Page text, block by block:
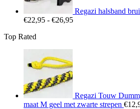
Regazi halsband
€22,95 - €26,95Prijsklasse:
Top Rated
Regazi Touw
maat M geel met zwarte strepen €